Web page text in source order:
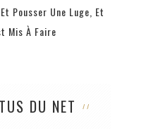
Pousser Une Luge, Et
Mis À Faire
DU NET